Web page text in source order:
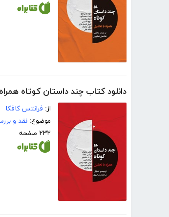
دانلود کتاب چند داستان کوتاه همراه
از: فرانتس کافکا
موضوع: نقد و
۲۳۲ صفحه